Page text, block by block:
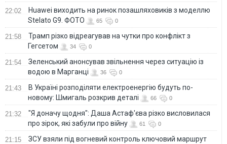
22:02
Huawei виходить на ринок позашляховиків з моделлю
Stelato G9. ФОТО
65 0
21:58
Трамп різко відреагував на чутки про конфлікт з
Гегсетом
34 0
21:54
Зеленський анонсував звільнення через ситуацію із
водою в Марганці
36 0
21:43
В Україні розподіляти електроенергію будуть по-
новому: Шмигаль розкрив деталі
66 0
21:32
"Я доначу щодня": Даша Астаф'єва різко висловилася
про зірок, які забули про війну
61 0
21:15
ЗСУ взяли під вогневий контроль ключовий маршрут